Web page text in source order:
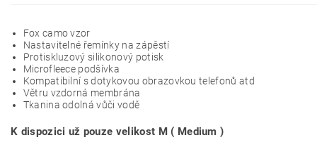
Fox camo vzor
Nastavitelné řemínky na zápěstí
Protiskluzový silikonový potisk
Microfleece podšívka
Kompatibilní s dotykovou obrazovkou telefonů atd
Větru vzdorná membrána
Tkanina odolná vůči vodě
K dispozici už pouze velikost M ( Medium )